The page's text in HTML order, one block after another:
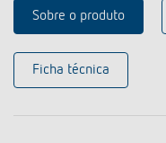
Sobre o produto
Ficha técnica